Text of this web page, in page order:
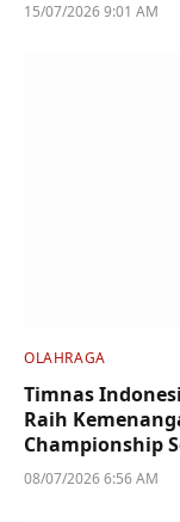
15/07/2026 9:01 AM
OLAHRAGA
Timnas
Raih
Championship
08/07/2026 6:56 AM